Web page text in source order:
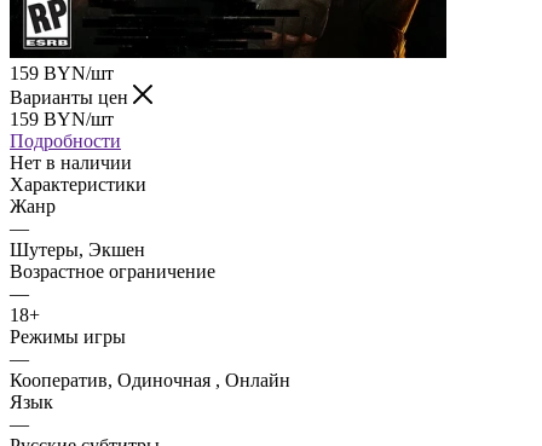
159 BYN/шт
Варианты цен
159 BYN/шт
Подробности
Нет в наличии
Характеристики
Жанр
—
Шутеры, Экшен
Возрастное ограничение
—
18+
Режимы игры
—
Кооператив, Одиночная , Онлайн
Язык
—